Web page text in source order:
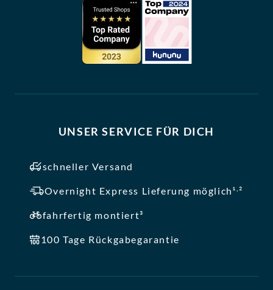
UNSER SERVICE FÜR DICH
schneller Versand
Overnight Express Lieferung möglich¹ ,²
fahrfertig montiert³
100 Tage Rückgabegarantie